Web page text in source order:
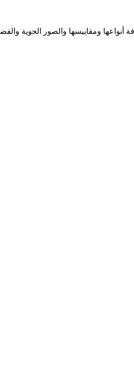
تحتاجه من الخرائط بكافة أنواعها ومقاييسها والصور